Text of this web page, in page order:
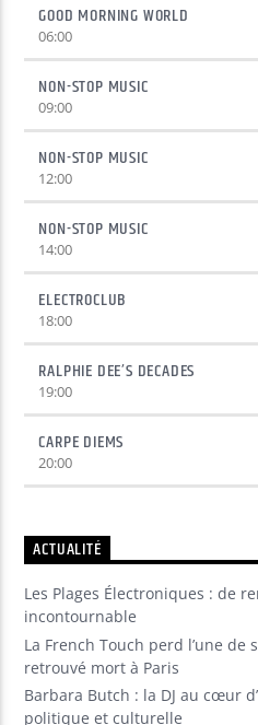
GOOD MORNING WORLD
06:00
NON-STOP MUSIC
09:00
NON-STOP MUSIC
12:00
NON-STOP MUSIC
14:00
ELECTROCLUB
18:00
RALPHIE DEE’S DECADES
19:00
CARPE DIEMS
20:00
ACTUALITÉ
Les Plages Électroniques : de
incontournable
La French Touch perd l’une de
retrouvé mort à Paris
Barbara Butch : la DJ au cœur
politique et culturelle